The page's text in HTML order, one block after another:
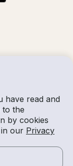
have read and
to the
by cookies
our Privacy
規約
$857 /時間